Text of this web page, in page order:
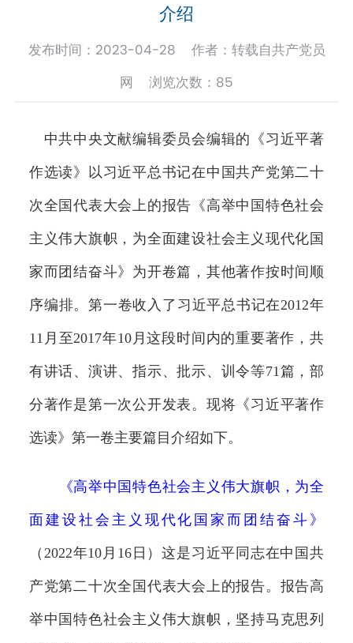
介绍
发布时间：2023-04-28 作者：转载自共产党员
网 浏览次数： 85
中共中央文献编辑委员会编辑的《习近平著
作选读》以习近平总书记在中国共产党第二十
次全国代表大会上的报告《高举中国特色社会
主义伟大旗帜，为全面建设社会主义现代化国
家而团结奋斗》为开卷篇，其他著作按时间顺
序编排。第一卷收入了习近平总书记在2012年
11月至2017年10月这段时间内的重要著作，共
有讲话、演讲、指示、批示、训令等71篇，部
分著作是第一次公开发表。现将《习近平著作
选读》第一卷主要篇目介绍如下。
《高举中国特色社会主义伟大旗帜，为全
面建设社会主义现代化国家而团结奋斗 》
（2022年10月16日）这是习近平同志在中国共
产党第二十次全国代表大会上的报告。报告高
举中国特色社会主义伟大旗帜，坚持马克思列